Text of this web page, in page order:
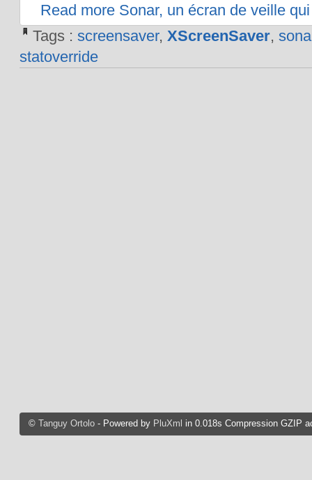
Read more Sonar, un écran de veille
Tags : screensaver, XScreenSaver,
statoverride
© Tanguy Ortolo- Powered by PluXml in 0.018s Compression GZIP